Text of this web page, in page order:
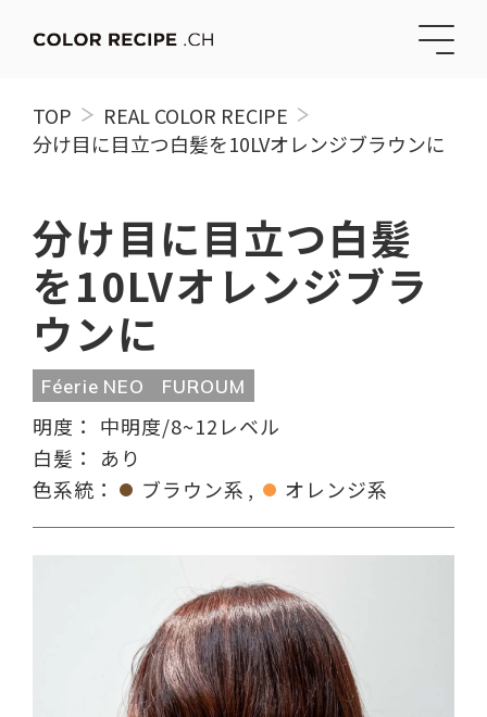
TOP
REAL COLOR RECIPE
分け目に目立つ白髪を10LVオレンジブラウンに
分け目に目立つ白髪
を10LVオレンジブラ
ウンに
Féerie NEO FUROUM
明度： 中明度/8~12レベル
白髪：
あり
色系統：
ブラウン系 オレンジ系